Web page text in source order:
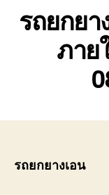
รถยกยา
ภาย
รถยกยางเอน